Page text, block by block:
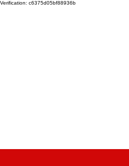
Verification: c6375d05bf88936b